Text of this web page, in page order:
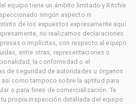
equipo tiene un ámbito limitado y Ritchie
ningún aspecto ni
de los expuestos expresamente aquí.
no realizamos declaraciones
o implícitas, con respecto al equipo
entre otras, representaciones o
la conformidad o el
de seguridad de autoridades u órganos
como tampoco sobre la aptitud para
o para fines de comercialización. Te
propia inspección detallada del equipo